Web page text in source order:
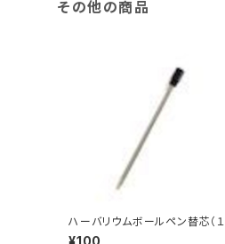
その他の商品
ハーバリウムボールペン替芯（１
本）